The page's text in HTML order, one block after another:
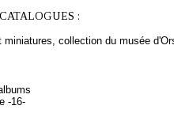
:
miniatures, collection du musée
-16-